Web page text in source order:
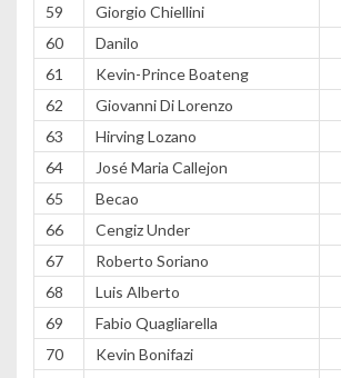
59
Giorgio Chiellini
60
Danilo
61
Kevin-Prince Boateng
62
Giovanni Di Lorenzo
63
Hirving Lozano
64
José Maria Callejon
65
Becao
66
Cengiz Under
67
Roberto Soriano
68
Luis Alberto
69
Fabio Quagliarella
70
Kevin Bonifazi